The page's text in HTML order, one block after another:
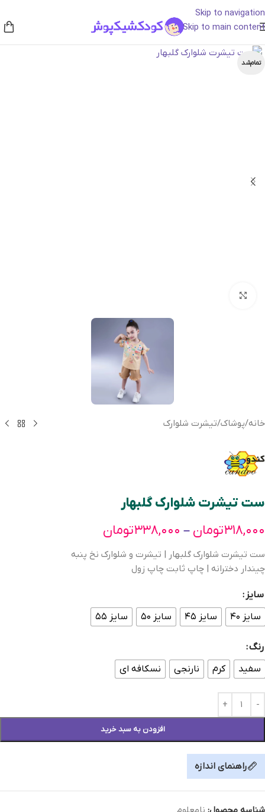
Skip to navigation
Skip to main content
تمام‌شد
خانه/پوشاک/تیشرت شلوارک
ست تیشرت شلوارک گلبهار
۳۱۸,۰۰۰تومان – ۳۳۸,۰۰۰تومان
ست تیشرت شلوارک گلبهار | تیشرت و شلوارک نخ پنبه
چیندار دخترانه | چاپ ثابت چاپ زول
سایز
سایز ۴۰
سایز ۴۵ سایز ۵۰ سایز ۵۵
رنگ
سفید
کرم نارنجی نسکافه ای
افزودن به سبد خرید
راهنمای اندازه